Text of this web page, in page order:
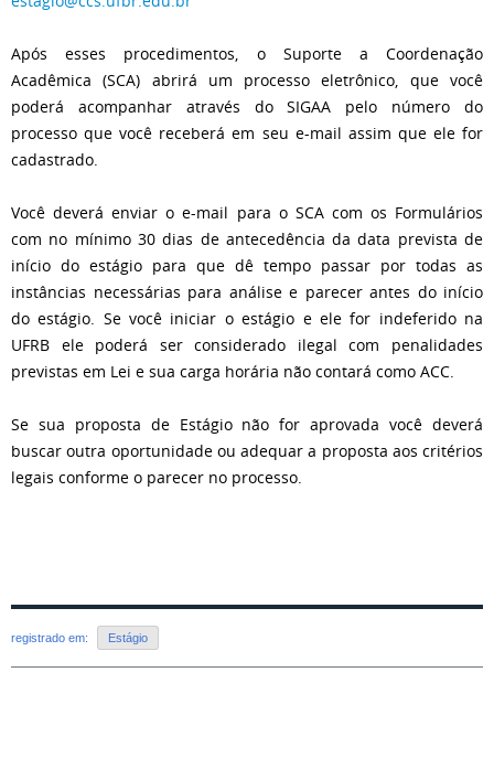
Após esses procedimentos, o Suporte a Coordenação
Acadêmica (SCA) abrirá um processo eletrônico, que você
poderá acompanhar através do SIGAA pelo número do
processo que você receberá em seu e-mail assim que ele for
cadastrado.
Você deverá enviar o e-mail para o SCA com os Formulários
com no mínimo 30 dias de antecedência da data prevista de
início do estágio para que dê tempo passar por todas as
instâncias necessárias para análise e parecer antes do início
do estágio. Se você iniciar o estágio e ele for indeferido na
UFRB ele poderá ser considerado ilegal com penalidades
previstas em Lei e sua carga horária não contará como ACC.
Se sua proposta de Estágio não for aprovada você deverá
buscar outra oportunidade ou adequar a proposta aos critérios
legais conforme o parecer no processo.
registrado em: Estágio